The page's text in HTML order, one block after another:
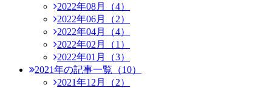
2022年08月（4）
2022年06月（2）
2022年04月（4）
2022年02月（1）
2022年01月（3）
2021年の記事一覧（10）
2021年12月（2）